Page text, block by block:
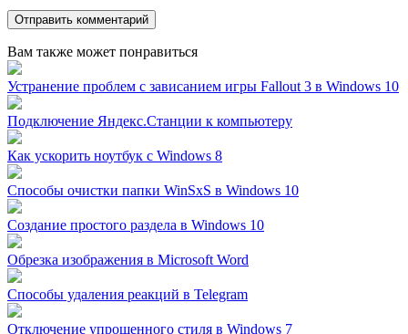
Вам также может понравиться
Устранение проблем с зависанием игры Fallout 3 в Windows 10
Подключение Яндекс.Станции к компьютеру
Как ускорить ноутбук с Windows 8
Способы очистки папки WinSxS в Windows 10
Создание простого раздела в Windows 10
Обрезка изображения в Microsoft Word
Способы удаления реакций в Telegram
Отключение упрощенного стиля в Windows 7